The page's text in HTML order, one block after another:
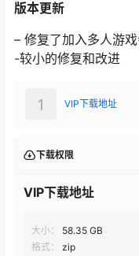
版本更新
– 修复了加入多人游
-较小的修复和改进
VIP下载地址
1
下载权限
VIP下载地址
大小：
58.35 GB
格式：
zip